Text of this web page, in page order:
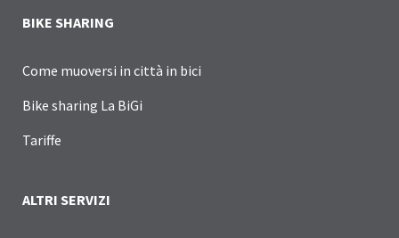
BIKE SHARING
Come muoversi in città in bici
Bike sharing La BiGi
Tariffe
ALTRI SERVIZI